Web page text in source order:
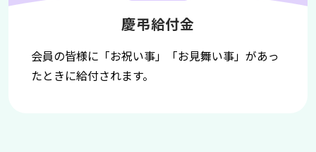
慶弔給付金
会員の皆様に「お祝い事」「お見舞い事」があっ
たときに給付されます。